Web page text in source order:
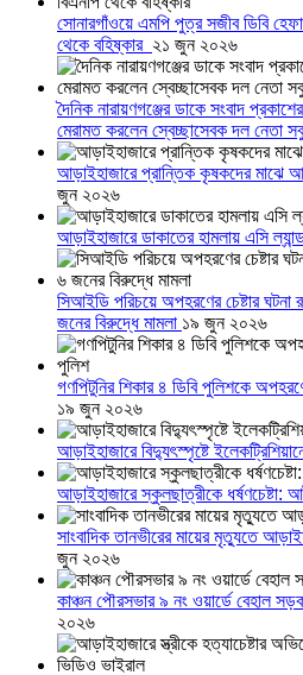
সোনারগাঁওয়ে এমপি পুত্র সজীব ডিবি
থেকে বহিষ্কার ২১ জুন ২০২৬
দৈনিক নারায়ণগঞ্জের ডাকে সংবাদ
মেরামত করলেন স্বেচ্ছাসেবক দল নেতা
আড়াইহাজারে প্রান্তিক কৃষকদের মাঝে
জুন ২০২৬
আড়াইহাজারে ডাকাতের হামলায় এসি
সিআইডি পরিচয়ে অপহরণের চেষ্টার
জনের বিরুদ্ধে মামলা ১৯ জুন ২০২৬
গণপিটুনির শিকার ৪ ডিবি পুলিশকে
১৯ জুন ২০২৬
আড়াইহাজারে বিদ্যুৎস্পৃষ্টে
আড়াইহাজারে স্কুলছাত্রীকে ধর্ষণচেষ্টা:
সাংবাদিক তানভীরের মায়ের মৃত্যুতে
জুন ২০২৬
কাঞ্চন পৌরসভার ৯ নং ওয়ার্ডে বেহাল
২০২৬